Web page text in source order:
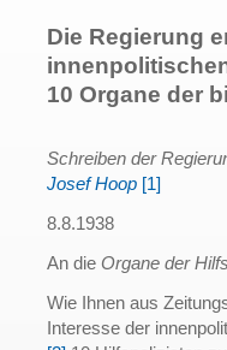
Die Regierung
10 Organe der
Schreiben der
Josef Hoop [1]
8.8.1938
An die Organe der
Wie Ihnen aus
Interesse der